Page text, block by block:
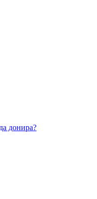
донира?